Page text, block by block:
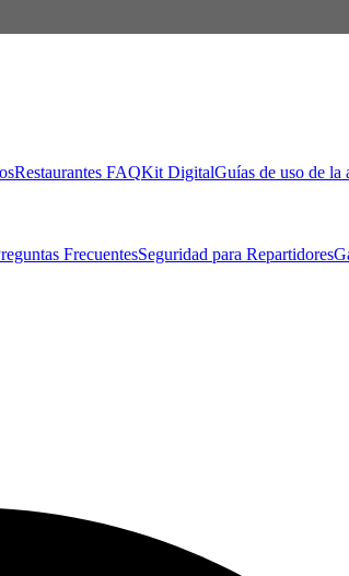
Restaurantes FAQKit DigitalGuías de uso de la
FrecuentesSeguridad para Repartidores